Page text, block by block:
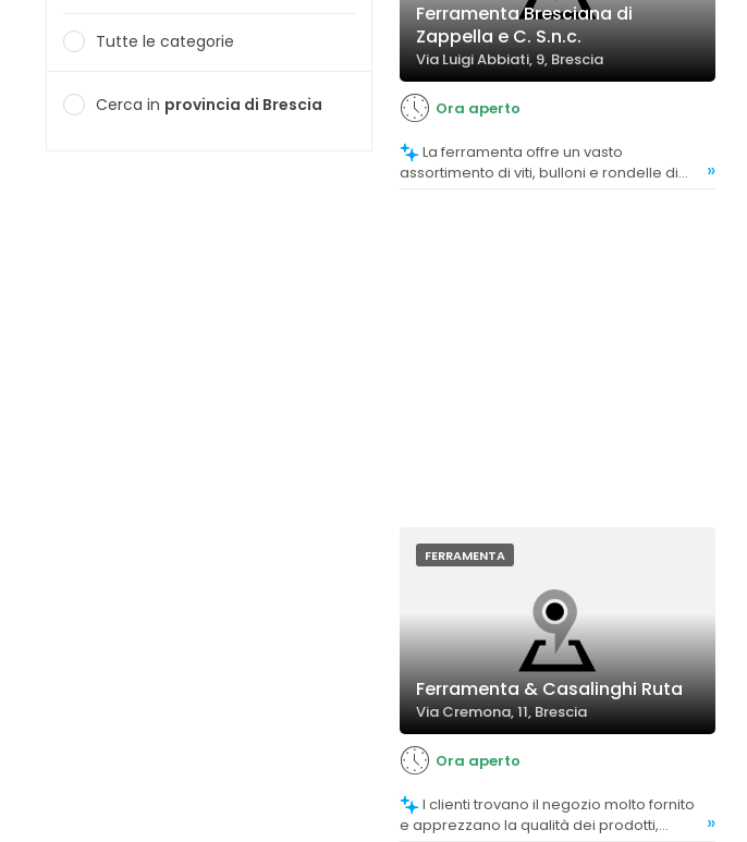
Tutte le categorie
Cerca in provincia di Brescia
Ferramenta Bresciana di
Zappella e C. S.n.c.
Via Luigi Abbiati, 9, Brescia
Ora aperto
assortimento di viti, bulloni e rondelle di
»
FERRAMENTA
Ferramenta & Casalinghi Ruta
Via Cremona, 11, Brescia
Ora aperto
e apprezzano la qualità dei prodotti,
»